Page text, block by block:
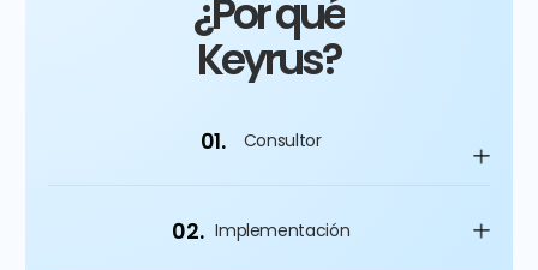
¿Por qué
Keyrus?
01. Consultor
02. Implementación